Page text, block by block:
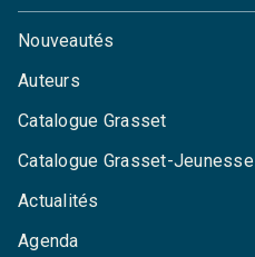
Nouveautés
Auteurs
Catalogue Grasset
Catalogue Grasset-Jeunesse
Actualités
Agenda